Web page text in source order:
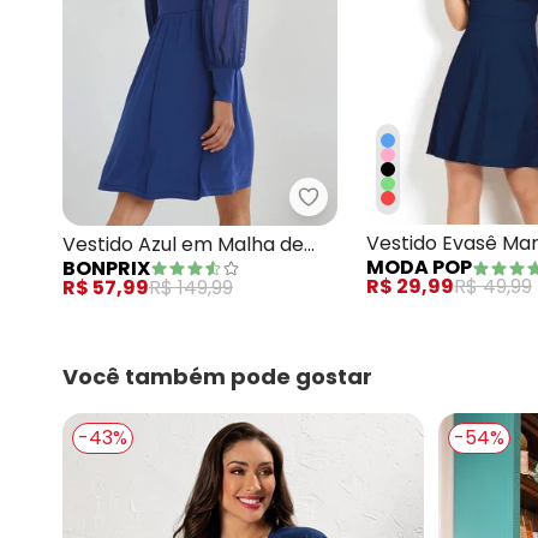
bonprix - Vestido Azul
Vestido Azul em Malha de
Viscose
BONPRIX
R$ 57,99R$ 149,99
Vestido Evasê
Decote Profundo
MODA POP
R$ 29,99R$ 49,99
Você também pode gostar
-43% -54%